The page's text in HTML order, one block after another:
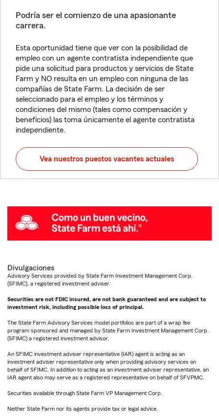
Podría ser el comienzo de una apasionante
carrera.
Esta oportunidad tiene que ver con la posibilidad de
empleo con un agente contratista independiente que
pide una solicitud para productos y servicios de State
Farm y NO resulta en un empleo con ninguna de las
compañías de State Farm. La decisión de ser
seleccionado para el empleo y los términos y
condiciones del mismo (tales como compensación y
beneficios) las toma únicamente el agente contratista
independiente.
Vea nuestros puestos vacantes actuales
Divulgaciones
Advisory Services provided by State Farm Investment Management Corp.
(SFIMC), a registered investment adviser.
Securities are not FDIC insured, are not bank guaranteed and are subject to
investment risk, including possible loss of principal.
The State Farm Advisory Services model portfolios are part of a wrap fee
program sponsored and managed by State Farm Investment Management Corp.
(SFIMC) a registered investment advisor.
An SFIMC investment adviser representative (IAR) agent is acting as an
investment adviser representative only when providing advisory services on
behalf of SFIMC. In addition to acting as an investment adviser representative, an
IAR agent also may serve as a registered representative on behalf of SFVPMC.
Securities available through State Farm VP Management Corp.
Neither State Farm nor its agents provide tax or legal advice.